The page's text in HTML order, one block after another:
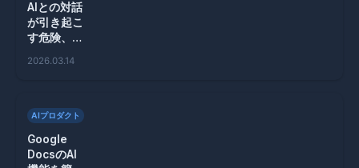
AIとの対話
が引き起こ
す危険、暴
加中その理
2026.03.14
AIプロダクト
Google
DocsのAI